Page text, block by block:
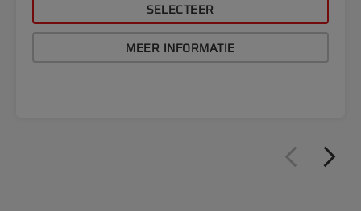
SELECTEER
MEER INFORMATIE